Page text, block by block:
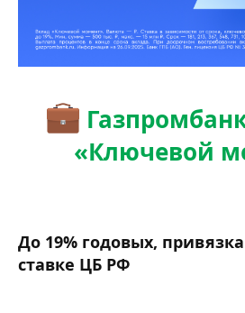
«Ключевой
До 19% годовых,
ставке ЦБ РФ